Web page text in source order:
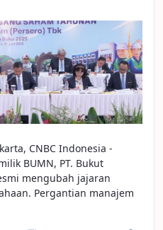
CNBC Indonesia -
BUMN, PT. Bukut
mengubah jajaran
Pergantian manajem